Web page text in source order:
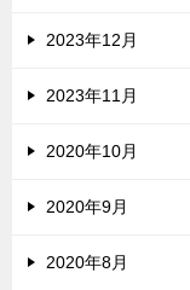
2023年12月
2023年11月
2020年10月
2020年9月
2020年8月